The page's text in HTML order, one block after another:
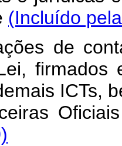
(Incluído
de
firmados
ICTs,